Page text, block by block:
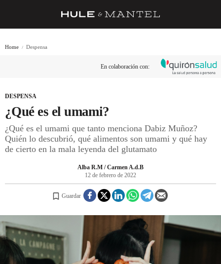
BARRAS Y ESTRELLAS
DÓNDE COMER
ÍDOLOS DE MESAS
CUADERNO DE VIAJE
MENÚ DEL DÍA
REGISTRO
Home Despensa
En colaboración con:
DESPENSA
¿Qué es el umami?
¿Qué es el umami que tanto menciona Dabiz Muñoz?
Quién lo descubrió, qué alimentos son umami y qué hay
de cierto en la mala leyenda del glutamato
Alba R.M / Carmen A.d.B
12 de febrero de 2022
Guardar